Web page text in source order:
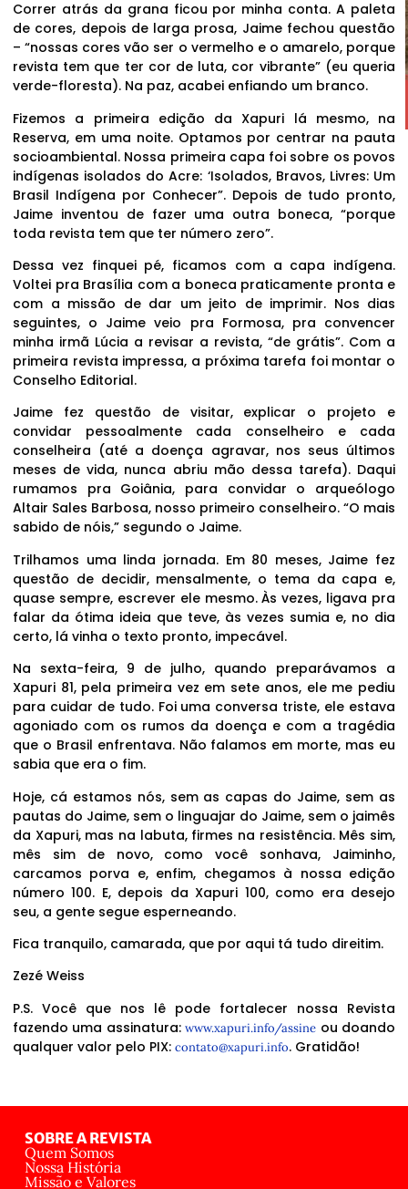
Correr atrás da grana ficou por minha conta. A paleta
de cores, depois de larga prosa, Jaime fechou questão
– “nossas cores vão ser o vermelho e o amarelo, porque
revista tem que ter cor de luta, cor vibrante” (eu queria
verde-floresta). Na paz, acabei enfiando um branco.
Fizemos a primeira edição da Xapuri lá mesmo, na
Reserva, em uma noite. Optamos por centrar na pauta
socioambiental. Nossa primeira capa foi sobre os povos
indígenas isolados do Acre: ‘Isolados, Bravos, Livres: Um
Brasil Indígena por Conhecer”. Depois de tudo pronto,
Jaime inventou de fazer uma outra boneca, “porque
toda revista tem que ter número zero”.
Dessa vez finquei pé, ficamos com a capa indígena.
Voltei pra Brasília com a boneca praticamente pronta e
com a missão de dar um jeito de imprimir. Nos dias
seguintes, o Jaime veio pra Formosa, pra convencer
minha irmã Lúcia a revisar a revista, “de grátis”. Com a
primeira revista impressa, a próxima tarefa foi montar o
Conselho Editorial.
Jaime fez questão de visitar, explicar o projeto e
convidar pessoalmente cada conselheiro e cada
conselheira (até a doença agravar, nos seus últimos
meses de vida, nunca abriu mão dessa tarefa). Daqui
rumamos pra Goiânia, para convidar o arqueólogo
Altair Sales Barbosa, nosso primeiro conselheiro. “O mais
sabido de nóis,” segundo o Jaime.
Trilhamos uma linda jornada. Em 80 meses, Jaime fez
questão de decidir, mensalmente, o tema da capa e,
quase sempre, escrever ele mesmo. Às vezes, ligava pra
falar da ótima ideia que teve, às vezes sumia e, no dia
certo, lá vinha o texto pronto, impecável.
Na sexta-feira, 9 de julho, quando preparávamos a
Xapuri 81, pela primeira vez em sete anos, ele me pediu
para cuidar de tudo. Foi uma conversa triste, ele estava
agoniado com os rumos da doença e com a tragédia
que o Brasil enfrentava. Não falamos em morte, mas eu
sabia que era o fim.
Hoje, cá estamos nós, sem as capas do Jaime, sem as
pautas do Jaime, sem o linguajar do Jaime, sem o jaimês
da Xapuri, mas na labuta, firmes na resistência. Mês sim,
mês sim de novo, como você sonhava, Jaiminho,
carcamos porva e, enfim, chegamos à nossa edição
número 100. E, depois da Xapuri 100, como era desejo
seu, a gente segue esperneando.
Fica tranquilo, camarada, que por aqui tá tudo direitim.
Zezé Weiss
P.S. Você que nos lê pode fortalecer nossa Revista
fazendo uma assinatura:www.xapuri.info/assine ou doando
qualquer valor pelo PIX: contato@xapuri.info. Gratidão!
SOBRE A REVISTA
Quem Somos
Nossa História
Missão e Valores